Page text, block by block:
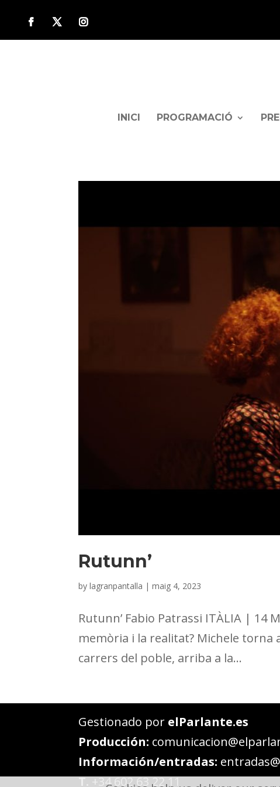
INICI PROGRAMACIÓ
Rutunn’
bylagranpantalla |maig 4, 2023
Rutunn’ Fabio Patrassi ITÀLIA | 14
memòria i la realitat? Michele torna
carrers del poble, arriba a la...
Gestionado por elParlante.es
Producción:
Información/entradas:
T.+34 602 63 22 11